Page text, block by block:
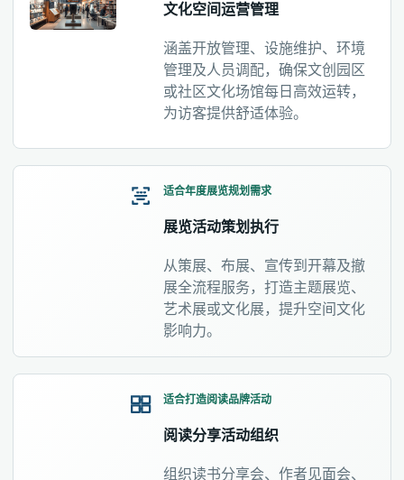
文化空间运营管理
涵盖开放管理、设施维护、环境
管理及人员调配，确保文创园区
或社区文化场馆每日高效运转，
为访客提供舒适体验。
适合年度展览规划需求
展览活动策划执行
从策展、布展、宣传到开幕及撤
展全流程服务，打造主题展览、
艺术展或文化展，提升空间文化
影响力。
适合打造阅读品牌活动
阅读分享活动组织
组织读书分享会、作者见面会、